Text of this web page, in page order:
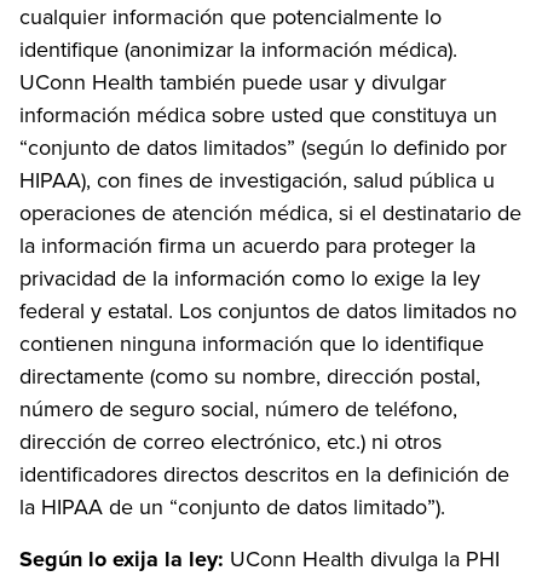
cualquier información que potencialmente lo
identifique (anonimizar la información médica).
UConn Health también puede usar y divulgar
información médica sobre usted que constituya un
“conjunto de datos limitados” (según lo definido por
HIPAA), con fines de investigación, salud pública u
operaciones de atención médica, si el destinatario de
la información firma un acuerdo para proteger la
privacidad de la información como lo exige la ley
federal y estatal. Los conjuntos de datos limitados no
contienen ninguna información que lo identifique
directamente (como su nombre, dirección postal,
número de seguro social, número de teléfono,
dirección de correo electrónico, etc.) ni otros
identificadores directos descritos en la definición de
la HIPAA de un “conjunto de datos limitado”).
Según lo exija la ley: UConn Health divulga la PHI